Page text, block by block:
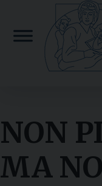
content
NON
MA